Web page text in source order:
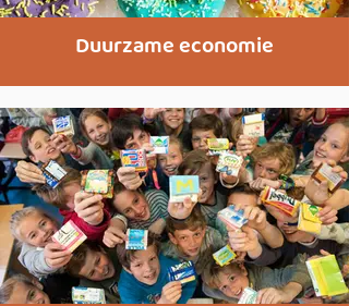
Duurzame economie